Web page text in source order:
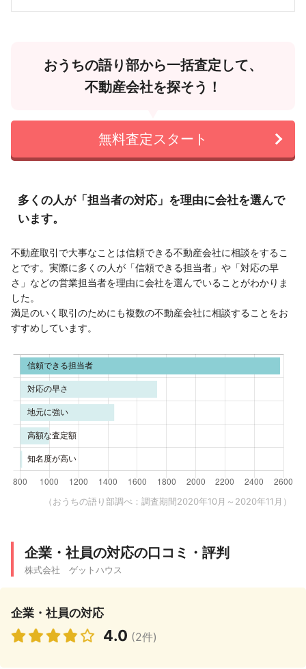
おうちの語り部から一括査定して、
不動産会社を探そう！
無料査定スタート
多くの人が「担当者の対応」を理由に会社を選んで
います。
不動産取引で大事なことは信頼できる不動産会社に相談をするこ
とです。実際に多くの人が「信頼できる担当者」や「対応の早
さ」などの営業担当者を理由に会社を選んでいることがわかりま
した。
満足のいく取引のためにも複数の不動産会社に相談することをお
すすめしています。
（おうちの語り部調べ：調査期間2020年10月～2020年11月）
企業・社員の対応の口コミ・評判
株式会社 ゲットハウス
企業・社員の対応
4.0 (2件)